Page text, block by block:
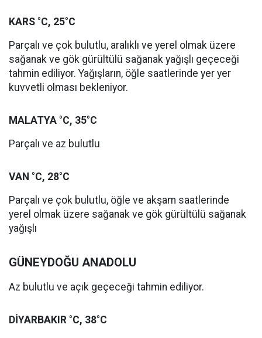
KARS °C, 25°C
Parçalı ve çok bulutlu, aralıklı ve yerel olmak üzere
sağanak ve gök gürültülü sağanak yağışlı geçeceği
tahmin ediliyor. Yağışların, öğle saatlerinde yer yer
kuvvetli olması bekleniyor.
MALATYA °C, 35°C
Parçalı ve az bulutlu
VAN °C, 28°C
Parçalı ve çok bulutlu, öğle ve akşam saatlerinde
yerel olmak üzere sağanak ve gök gürültülü sağanak
yağışlı
GÜNEYDOĞU ANADOLU
Az bulutlu ve açık geçeceği tahmin ediliyor.
DİYARBAKIR °C, 38°C